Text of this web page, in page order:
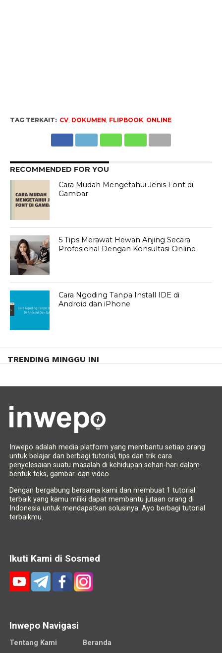
TAG TERKAIT: CV, DOKUMEN, FLIPBOOK, ONLINE
RECOMMENDED FOR YOU
Cara Mudah Mengetahui Jenis Font di
Gambar
5 Tips Merawat Hewan Anjing Secara
Profesional Dengan Konsultasi Online
Cara Ngoding Tanpa Install IDE di
Android dan iPhone
TRENDING MINGGU INI
Inwepo adalah media platform yang membantu setiap orang
untuk belajar dan berbagi tutorial, tips dan trik cara
penyelesaian suatu masalah di kehidupan sehari-hari dalam
bentuk teks, gambar. dan video.
Dengan bergabung bersama kami dan membuat 1 tutorial
terbaik yang kamu miliki dapat membantu jutaan orang di
Indonesia untuk mendapatkan solusinya. Ayo berbagi tutorial
terbaikmu.
Ikuti Kami di Sosmed
Inwepo Navigasi
Tentang Kami Beranda